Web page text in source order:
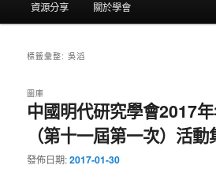
資源分享 關於學會
標籤彙整:吳滔
中國明代研究學會2017
（第十一屆第一次）活動
圖庫
發佈日期:2017-01-30